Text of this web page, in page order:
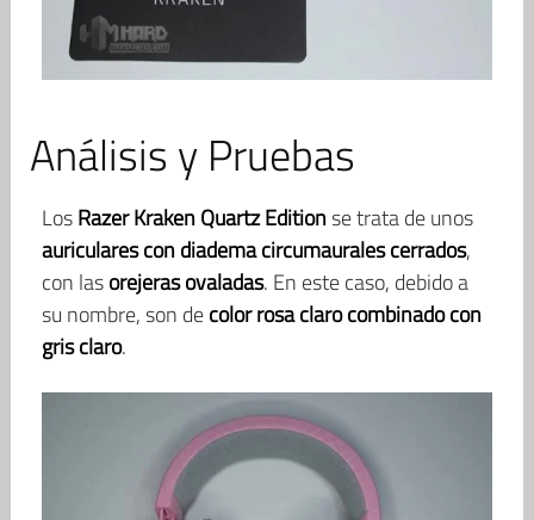
Análisis y Pruebas
LosRazer Kraken Quartz Editionse trata de unos
auriculares con diadema circumaurales cerrados,
con lasorejeras ovaladas. En este caso, debido a
su nombre, son decolor rosa claro combinado con
gris claro.